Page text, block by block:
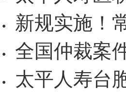
· 新规实施！
· 全国仲裁案
· 太平人寿台